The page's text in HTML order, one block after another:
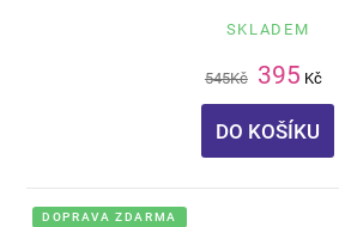
SKLADEM
545Kč 395 Kč
DO KOŠÍKU
DOPRAVA ZDARMA